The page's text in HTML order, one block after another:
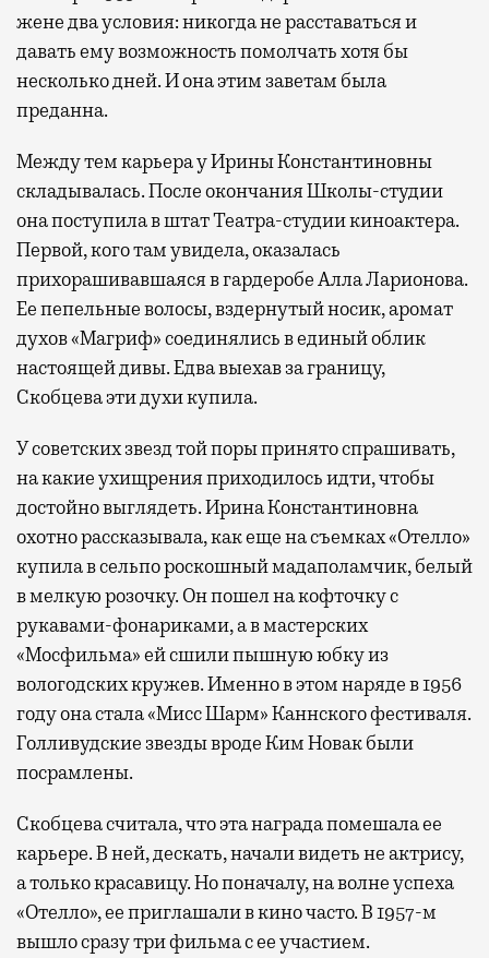
жене два условия: никогда не расставаться и
давать ему возможность помолчать хотя бы
несколько дней. И она этим заветам была
преданна.
Между тем карьера у Ирины Константиновны
складывалась. После окончания Школы-студии
она поступила в штат Театра-студии киноактера.
Первой, кого там увидела, оказалась
прихорашивавшаяся в гардеробе Алла Ларионова.
Ее пепельные волосы, вздернутый носик, аромат
духов «Магриф» соединялись в единый облик
настоящей дивы. Едва выехав за границу,
Скобцева эти духи купила.
У советских звезд той поры принято спрашивать,
на какие ухищрения приходилось идти, чтобы
достойно выглядеть. Ирина Константиновна
охотно рассказывала, как еще на съемках «Отелло»
купила в сельпо роскошный мадаполамчик, белый
в мелкую розочку. Он пошел на кофточку с
рукавами-фонариками, а в мастерских
«Мосфильма» ей сшили пышную юбку из
вологодских кружев. Именно в этом наряде в 1956
году она стала «Мисс Шарм» Каннского фестиваля.
Голливудские звезды вроде Ким Новак были
посрамлены.
Скобцева считала, что эта награда помешала ее
карьере. В ней, дескать, начали видеть не актрису,
а только красавицу. Но поначалу, на волне успеха
«Отелло», ее приглашали в кино часто. В 1957-м
вышло сразу три фильма с ее участием.